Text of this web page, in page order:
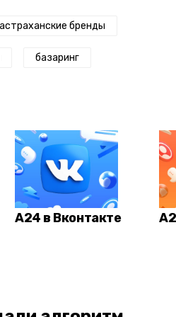
астраханские бренды
базаринг
А24 в Вконтакте